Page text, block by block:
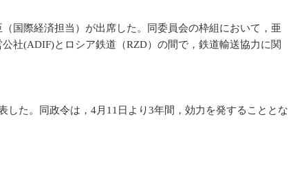
国際経済担当）が出席した。同委員会の枠組において，亜
社(ADIF)とロシア鉄道（RZD）の間で，鉄道輸送協力に関
た。同政令は，4月11日より3年間，効力を発することとな